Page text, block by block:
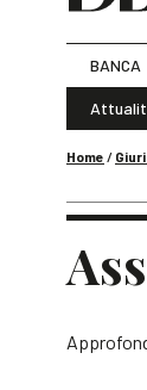
BANCA
Home /